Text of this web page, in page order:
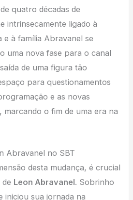
quatro décadas de
intrinsecamente ligado à
e à família Abravanel se
uma nova fase para o canal
de uma figura tão
para questionamentos
e as novas
marcando o fim de uma era na
Abravanel no SBT
desta mudança, é crucial
Leon Abravanel. Sobrinho
iniciou sua jornada na